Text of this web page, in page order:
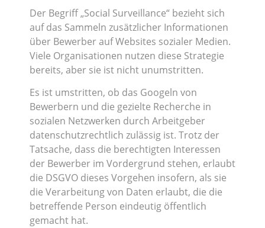
Der Begriff „Social Surveillance“ bezieht sich
auf das Sammeln zusätzlicher Informationen
über Bewerber auf Websites sozialer Medien.
Viele Organisationen nutzen diese Strategie
bereits, aber sie ist nicht unumstritten.
Es ist umstritten, ob das Googeln von
Bewerbern und die gezielte Recherche in
sozialen Netzwerken durch Arbeitgeber
datenschutzrechtlich zulässig ist. Trotz der
Tatsache, dass die berechtigten Interessen
der Bewerber im Vordergrund stehen, erlaubt
die DSGVO dieses Vorgehen insofern, als sie
die Verarbeitung von Daten erlaubt, die die
betreffende Person eindeutig öffentlich
gemacht hat.